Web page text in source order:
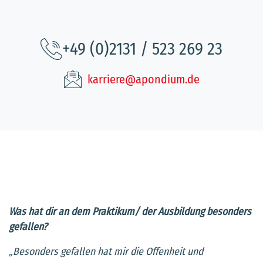
+49 (0)2131 / 523 269 23
karriere@apondium.de
Was hat dir an dem Praktikum/ der Ausbildung besonders
gefallen?
„Besonders gefallen hat mir die Offenheit und